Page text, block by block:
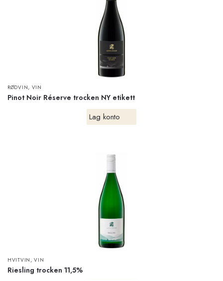
RØDVIN, VIN
Pinot Noir Réserve trocken NY etikett
Lag konto
HVITVIN ,VIN
Riesling trocken 11,5%